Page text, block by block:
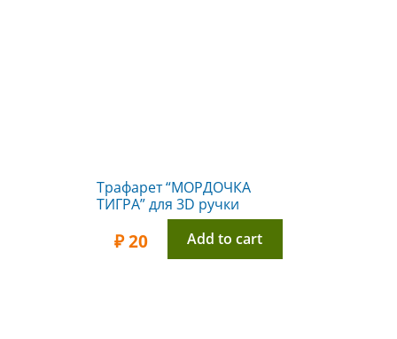
Трафарет “МОРДОЧКА
ТИГРА” для 3D ручки
₽20 Add to cart